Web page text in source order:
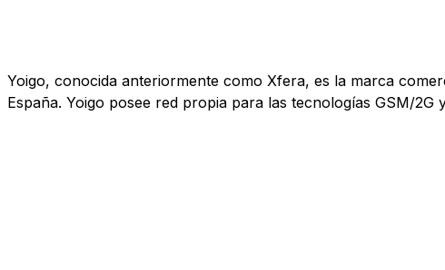
Yoigo, conocida anteriormente como Xfera, es la marca
España. Yoigo posee red propia para las tecnologías GSM/